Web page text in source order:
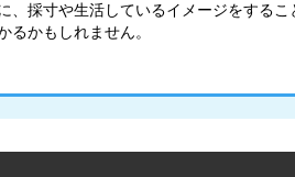
、採寸や生活しているイメージをする
るかもしれません。